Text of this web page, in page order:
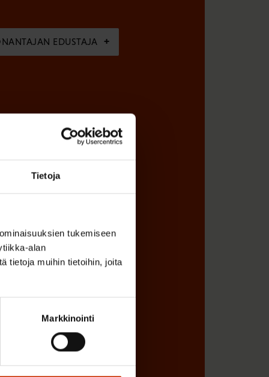
Tietoja
tukemiseen
alan
tietoja muihin tietoihin, joita
Markkinointi
EDUSTAJA